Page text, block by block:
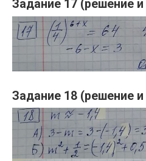
Задание 17 (решение и
Задание 18 (решение и